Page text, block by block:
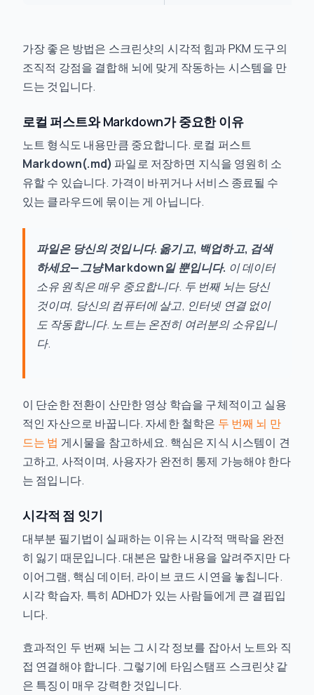
가장 좋은 방법은 스크린샷의 시각적 힘과 PKM 도구의
조직적 강점을 결합해 뇌에 맞게 작동하는 시스템을 만
드는 것입니다.
로컬 퍼스트와 Markdown가 중요한 이유
노트 형식도 내용만큼 중요합니다. 로컬 퍼스트
Markdown(.md) 파일로 저장하면 지식을 영원히 소
유할 수 있습니다. 가격이 바뀌거나 서비스 종료될 수
있는 클라우드에 묶이는 게 아닙니다.
파일은 당신의 것입니다. 옮기고, 백업하고, 검색
하세요—그냥 Markdown일 뿐입니다. 이 데이터
소유 원칙은 매우 중요합니다. 두 번째 뇌는 당신
것이며, 당신의 컴퓨터에 살고, 인터넷 연결 없이
도 작동합니다. 노트는 온전히 여러분의 소유입니
다.
이 단순한 전환이 산만한 영상 학습을 구체적이고 실용
적인 자산으로 바꿉니다. 자세한 철학은 두 번째 뇌 만
드는 법 게시물을 참고하세요. 핵심은 지식 시스템이 견
고하고, 사적이며, 사용자가 완전히 통제 가능해야 한다
는 점입니다.
시각적 점 잇기
대부분 필기법이 실패하는 이유는 시각적 맥락을 완전
히 잃기 때문입니다. 대본은 말한 내용을 알려주지만 다
이어그램, 핵심 데이터, 라이브 코드 시연을 놓칩니다.
시각 학습자, 특히 ADHD가 있는 사람들에게 큰 결핍입
니다.
효과적인 두 번째 뇌는 그 시각 정보를 잡아서 노트와 직
접 연결해야 합니다. 그렇기에 타임스탬프 스크린샷 같
은 특징이 매우 강력한 것입니다.